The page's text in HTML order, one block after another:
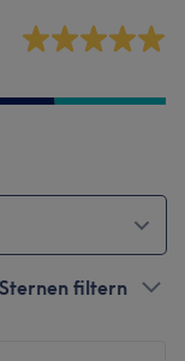
filtern